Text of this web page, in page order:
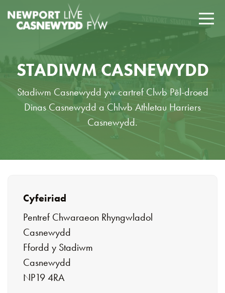
STADIWM CASNEWYDD
Stadiwm Casnewydd yw cartref Clwb Pêl-droed
Dinas Casnewydd a Chlwb Athletau Harriers
Casnewydd.
Cyfeiriad
Pentref Chwaraeon Rhyngwladol
Casnewydd
Ffordd y Stadiwm
Casnewydd
NP19 4RA